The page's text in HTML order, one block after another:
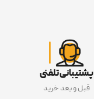
پشتیبانی تلفنی
قبل و بعد خرید